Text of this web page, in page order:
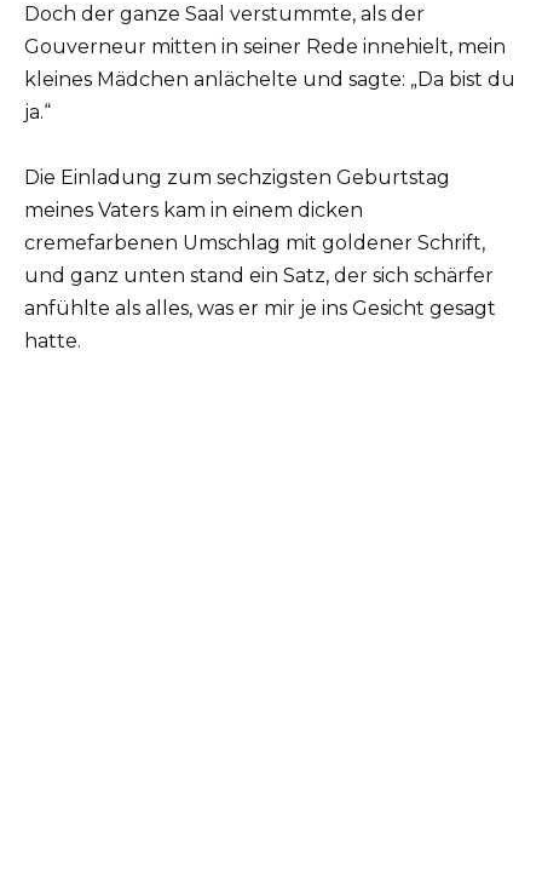
Doch der ganze Saal verstummte, als der
Gouverneur mitten in seiner Rede innehielt, mein
kleines Mädchen anlächelte und sagte: „Da bist du
ja.“
Die Einladung zum sechzigsten Geburtstag
meines Vaters kam in einem dicken
cremefarbenen Umschlag mit goldener Schrift,
und ganz unten stand ein Satz, der sich schärfer
anfühlte als alles, was er mir je ins Gesicht gesagt
hatte.